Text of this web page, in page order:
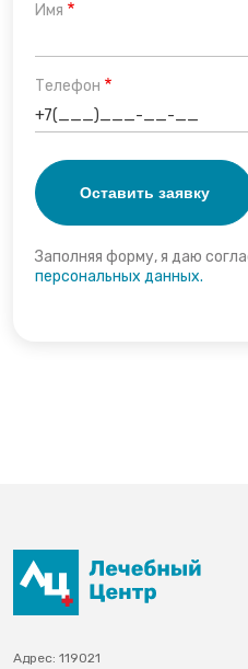
Имя
Телефон
Заполняя форму, я даю
персональных данных.
Адрес: 119021